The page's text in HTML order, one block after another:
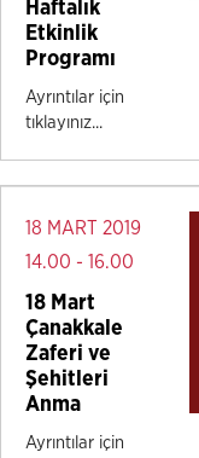
Haftalık
Etkinlik
Programı
Ayrıntılar için
tıklayınız...
18 MART 2019
14.00 - 16.00
18 Mart
Çanakkale
Zaferi ve
Şehitleri
Anma
Ayrıntılar için